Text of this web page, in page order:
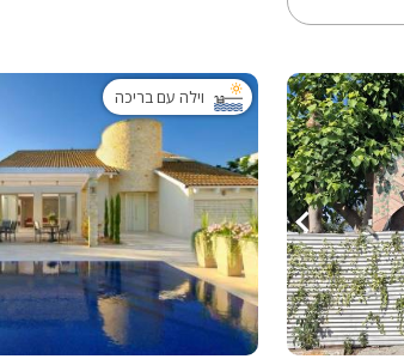
בזול
שולחן פול
הוקי אוויר
חדר קולנוע
שף
וילה עם בריכה